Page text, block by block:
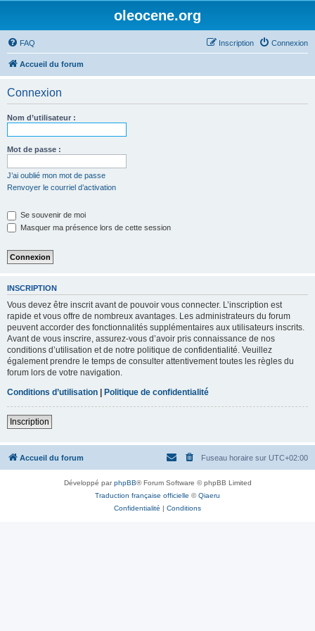
oleocene.org
FAQ Connexion
Inscription
Accueil du forum
Connexion
Nom d’utilisateur :
Mot de passe :
J’ai oublié mon mot de passe
Renvoyer le courriel d’activation
Se souvenir de moi
Masquer ma présence lors de cette session
INSCRIPTION
Vous devez être inscrit avant de pouvoir vous connecter. L’inscription est
rapide et vous offre de nombreux avantages. Les administrateurs du forum
peuvent accorder des fonctionnalités supplémentaires aux utilisateurs inscrits.
Avant de vous inscrire, assurez-vous d’avoir pris connaissance de nos
conditions d’utilisation et de notre politique de confidentialité. Veuillez
également prendre le temps de consulter attentivement toutes les règles du
forum lors de votre navigation.
Conditions d’utilisation | Politique de confidentialité
Inscription
Accueil du forum Fuseau horaire sur UTC+02:00
Développé parphpBB® Forum Software © phpBB Limited
Traduction française officielle ©Qiaeru
Confidentialité | Conditions